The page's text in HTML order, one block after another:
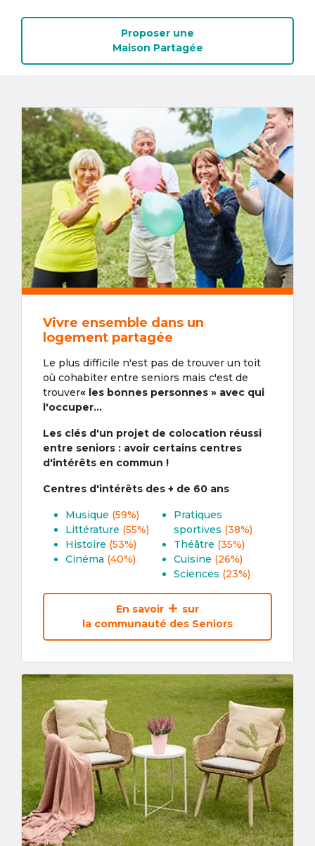
Proposer une
Maison Partagée
Vivre ensemble dans un
logement partagée
Le plus difficile n'est pas de trouver un toit
où cohabiter entre seniors mais c'est de
trouver« les bonnes personnes » avec qui
l'occuper...
Les clés d'un projet de colocation réussi
entre seniors : avoir certains centres
d'intérêts en commun !
Centres d'intérêts des + de 60 ans
Musique (59%)
Littérature (55%)
Histoire (53%)
Cinéma (40%)
Pratiques
sportives (38%)
Théâtre (35%)
Cuisine (26%)
Sciences (23%)
En savoir
sur
la communauté des Seniors